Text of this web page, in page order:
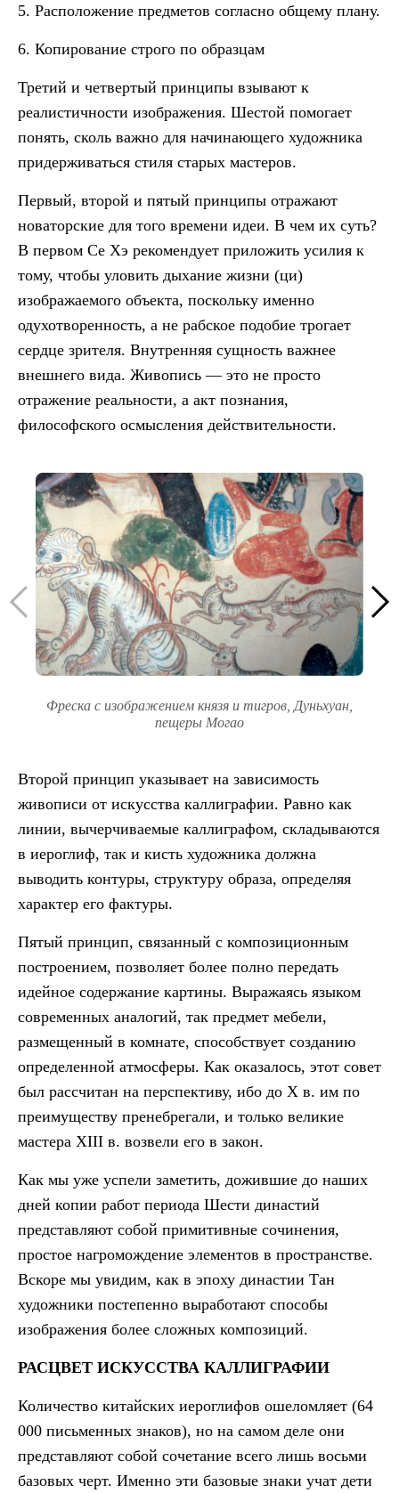
5. Расположение предметов согласно общему плану.
6. Копирование строго по образцам
Третий и четвертый принципы взывают к
реалистичности изображения. Шестой помогает
понять, сколь важно для начинающего художника
придерживаться стиля старых мастеров.
Первый, второй и пятый принципы отражают
новаторские для того времени идеи. В чем их суть?
В первом Се Хэ рекомендует приложить усилия к
тому, чтобы уловить дыхание жизни (ци)
изображаемого объекта, поскольку именно
одухотворенность, а не рабское подобие трогает
сердце зрителя. Внутренняя сущность важнее
внешнего вида. Живопись — это не просто
отражение реальности, а акт познания,
философского осмысления действительности.
Фреска с изображением князя и тигров, Дуньхуан,
пещеры Могао
Фреска с изображением группы якшей
(полубожеств), Дуньхуан, пещеры Могао
Второй принцип указывает на зависимость
живописи от искусства каллиграфии. Равно как
линии, вычерчиваемые каллиграфом, складываются
в иероглиф, так и кисть художника должна
выводить контуры, структуру образа, определяя
характер его фактуры.
Пятый принцип, связанный с композиционным
построением, позволяет более полно передать
идейное содержание картины. Выражаясь языком
современных аналогий, так предмет мебели,
размещенный в комнате, способствует созданию
определенной атмосферы. Как оказалось, этот совет
был рассчитан на перспективу, ибо до Х в. им по
преимуществу пренебрегали, и только великие
мастера XIII в. возвели его в закон.
Как мы уже успели заметить, дожившие до наших
дней копии работ периода Шести династий
представляют собой примитивные сочинения,
простое нагромождение элементов в пространстве.
Вскоре мы увидим, как в эпоху династии Тан
художники постепенно выработают способы
изображения более сложных композиций.
РАСЦВЕТ ИСКУССТВА КАЛЛИГРАФИИ
Количество китайских иероглифов ошеломляет (64
000 письменных знаков), но на самом деле они
представляют собой сочетание всего лишь восьми
базовых черт. Именно эти базовые знаки учат дети